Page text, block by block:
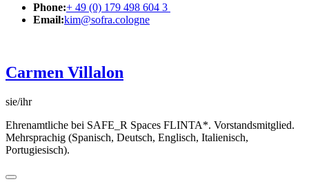
Phone:+ 49 (0) 179 498 604 3
Email:kim@sofra.cologne
Carmen Villalon
sie/ihr
Ehrenamtliche bei SAFE_R Spaces FLINTA*. Vorstandsmitglied.
Mehrsprachig (Spanisch, Deutsch, Englisch, Italienisch,
Portugiesisch).